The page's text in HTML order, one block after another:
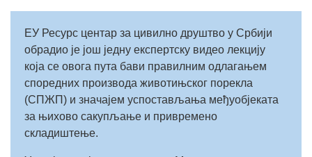
ЕУ Ресурс центар за цивилно друштво у Србији
обрадио је још једну експертску видео лекцију
која се овога пута бави правилним одлагањем
споредних производа животињског порекла
(СПЖП) и значајем успостављања међуобјеката
за њихово сакупљање и привремено
складиштење.